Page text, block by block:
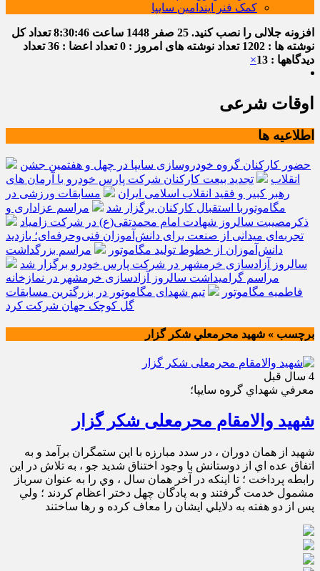
کمک فنر ایندامین سایپا
افزونه جلالی را نصب کنید. 25 صفر 1448 ساعت 8:30:47تعداد کل
نوشته ها : 1202
تعداد نوشته های امروز : 0 تعداد اعضا : 36
تعداد
دیدگاهها : 13
×
اوقات شرعی
اطلاعیه ها
حضور کارکنان گروه خودروسازی سایپا در چهل و هفتمین جشن
انقلاب
تجدید بیعت کارکنان شرکت پارس خودرو با آرمان های
رهبر کبیر و فقید انقلاب اسلامی ایران
مسابقات ورزشی در
مگاموتوربا استقبال کارکنان برگزار شد
مراسم عزاداری و
ذکرمصیبت سالروز شهادت امام محمدتقی(ع) در شرکت زامیاد
تجربه‌ای میدانی از صنعت برای دانش‌آموزان فنی‌وحرفه‌ای؛ بازدید
دانش‌آموزان از خطوط تولید مگاموتور
مراسم بزرگداشت
سالروز آزادسازی خرمشهر در شرکت پارس خودرو برگزار شد
مراسم گرامیداشت سالروز آزادسازی خرمشهر در نمازخانه
فاطمیه مگاموتور
تیم شهدای مگاموتور در بزرگترین مسابقات
گل کوچک جهان شرکت کرد
برچسب » شهيد محرمعلي شكر گزار
4 سال قبل
معرفي شهداي گروه سايپا؛
شهید والامقام محرمعلی شکر گزار
شهيد از همان دوران ، در سدد مبارزه با اين ستمگران برآمد و به
اتفاق عده اي از دوستانش با وجود اختناق شديد جو ، به تلاش در اين
رابطه پرداخت ؛ تا اينكه در آخر همان سال ، وي را به عنوان سرباز
مشمول خدمت گرفتند و به پادگان چهل دختر اعظام كردند ؛ ولي
پس از دو هفته به دلايلي ايشان را معاف كرده و رها ساختند